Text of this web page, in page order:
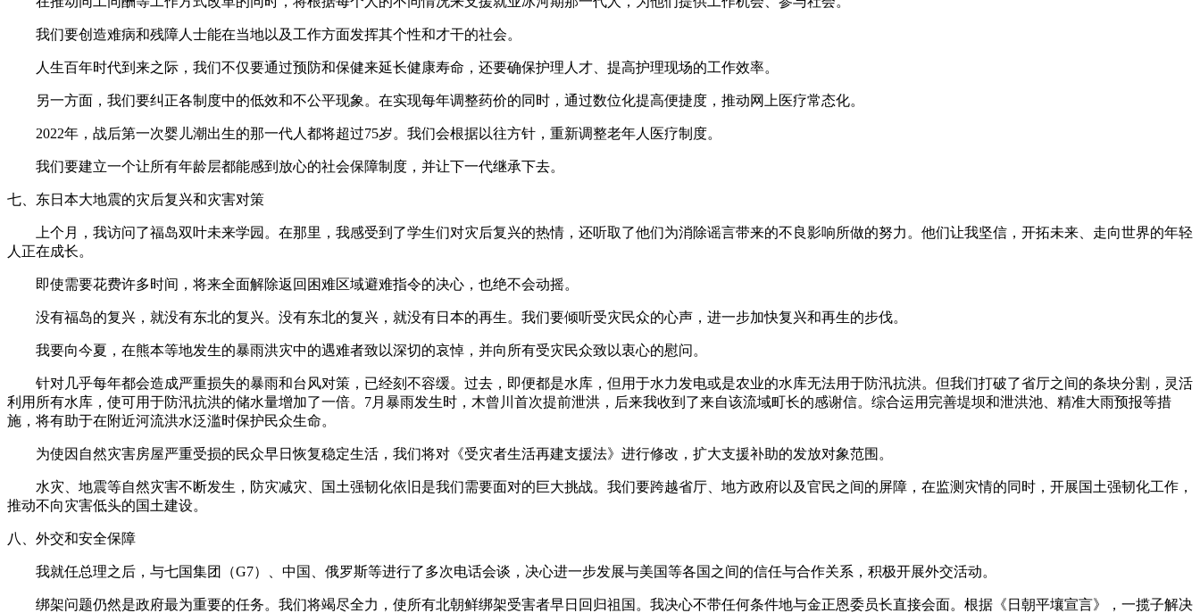
我们要创造难病和残障人士能在当地以及工作方面发挥其个性和才干的社会。
人生百年时代到来之际，我们不仅要通过预防和保健来延长健康寿命，还要确保护理人才、提高护理现场的工作效率。
另一方面，我们要纠正各制度中的低效和不公平现象。在实现每年调整药价的同时，通过数位化提高便捷度，推动网上医疗常态化。
2022年，战后第一次婴儿潮出生的那一代人都将超过75岁。我们会根据以往方针，重新调整老年人医疗制度。
我们要建立一个让所有年龄层都能感到放心的社会保障制度，并让下一代继承下去。
七、东日本大地震的灾后复兴和灾害对策
上个月，我访问了福岛双叶未来学园。在那里，我感受到了学生们对灾后复兴的热情，还听取了他们为消除谣言带来的不良影响所做的努力。他们让我坚信，开拓未来、走向世界的年轻
人正在成长。
即使需要花费许多时间，将来全面解除返回困难区域避难指令的决心，也绝不会动摇。
没有福岛的复兴，就没有东北的复兴。没有东北的复兴，就没有日本的再生。我们要倾听受灾民众的心声，进一步加快复兴和再生的步伐。
我要向今夏，在熊本等地发生的暴雨洪灾中的遇难者致以深切的哀悼，并向所有受灾民众致以衷心的慰问。
针对几乎每年都会造成严重损失的暴雨和台风对策，已经刻不容缓。过去，即便都是水库，但用于水力发电或是农业的水库无法用于防汛抗洪。但我们打破了省厅之间的条块分割，灵活
利用所有水库，使可用于防汛抗洪的储水量增加了一倍。7月暴雨发生时，木曾川首次提前泄洪，后来我收到了来自该流域町长的感谢信。综合运用完善堤坝和泄洪池、精准大雨预报等措
施，将有助于在附近河流洪水泛滥时保护民众生命。
为使因自然灾害房屋严重受损的民众早日恢复稳定生活，我们将对《受灾者生活再建支援法》进行修改，扩大支援补助的发放对象范围。
水灾、地震等自然灾害不断发生，防灾减灾、国土强韧化依旧是我们需要面对的巨大挑战。我们要跨越省厅、地方政府以及官民之间的屏障，在监测灾情的同时，开展国土强韧化工作，
推动不向灾害低头的国土建设。
八、外交和安全保障
我就任总理之后，与七国集团（G7）、中国、俄罗斯等进行了多次电话会谈，决心进一步发展与美国等各国之间的信任与合作关系，积极开展外交活动。
绑架问题仍然是政府最为重要的任务。我们将竭尽全力，使所有北朝鲜绑架受害者早日回归祖国。我决心不带任何条件地与金正恩委员长直接会面。根据《日朝平壤宣言》，一揽子解决